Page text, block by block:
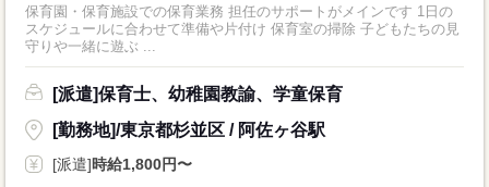
保育園・保育施設での保育業務 担任のサポートがメインです 1日の
スケジュールに合わせて準備や片付け 保育室の掃除 子どもたちの見
守りや一緒に遊ぶ ...
[派遣]保育士、幼稚園教諭、学童保育
[勤務地]/東京都杉並区 / 阿佐ヶ谷駅
[派遣]時給1,800円〜